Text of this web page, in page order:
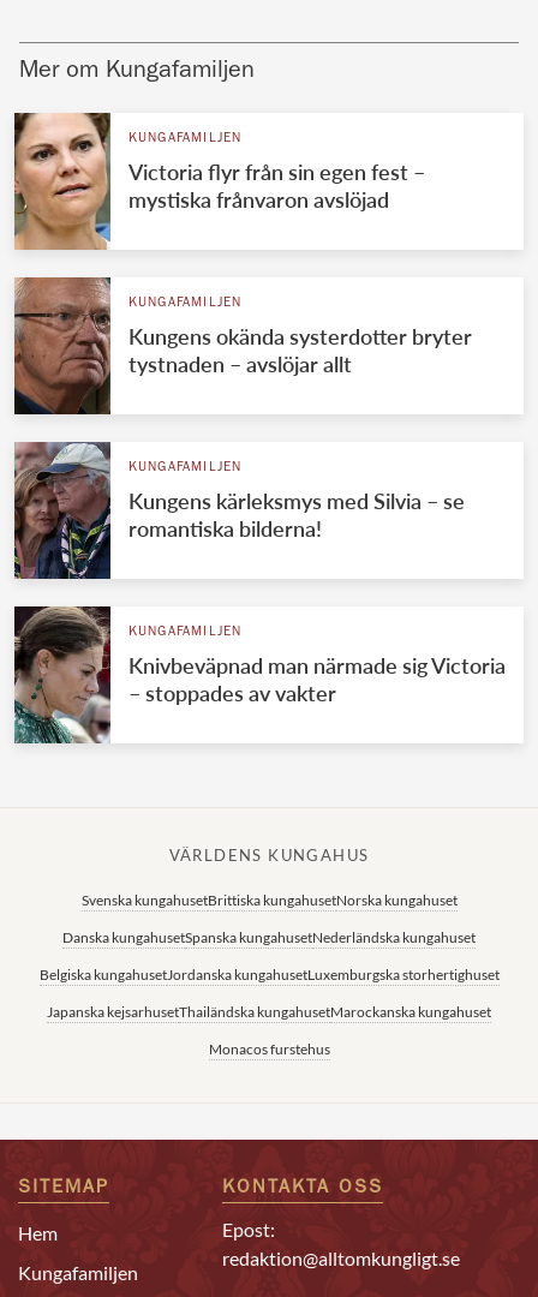
Mer om Kungafamiljen
KUNGAFAMILJEN
Victoria flyr från sin egen fest –
mystiska frånvaron avslöjad
KUNGAFAMILJEN
Kungens okända systerdotter bryter
tystnaden – avslöjar allt
KUNGAFAMILJEN
Kungens kärleksmys med Silvia – se
romantiska bilderna!
KUNGAFAMILJEN
Knivbeväpnad man närmade sig Victoria
– stoppades av vakter
VÄRLDENS KUNGAHUS
Svenska kungahusetBrittiska kungahusetNorska kungahuset
Danska kungahusetSpanska kungahusetNederländska kungahuset
Belgiska kungahusetJordanska kungahusetLuxemburgska storhertighuset
Japanska kejsarhusetThailändska kungahusetMarockanska kungahuset
Monacos furstehus
SITEMAP
Hem
Kungafamiljen
KONTAKTA OSS
Epost:
redaktion@alltomkungligt.se